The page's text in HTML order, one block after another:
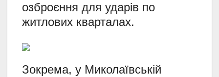
озброєння для ударів по
житлових кварталах.
Зокрема, у Миколаївській